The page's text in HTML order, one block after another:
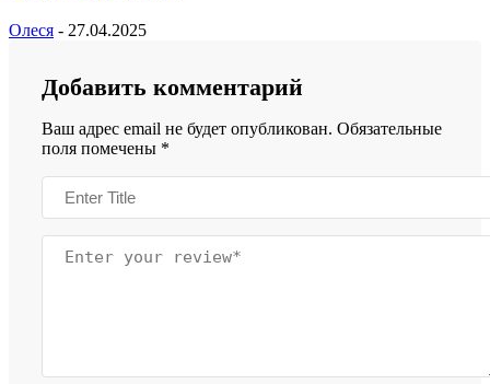
Олеся - 27.04.2025
Добавить комментарий
Ваш адрес email не будет опубликован. Обязательные
поля помечены *